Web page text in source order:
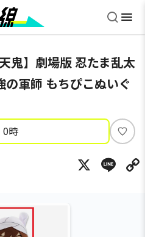
鬼】劇場版 忍たま乱太
軍師 もちぴこぬいぐ
0時
い
ね
X